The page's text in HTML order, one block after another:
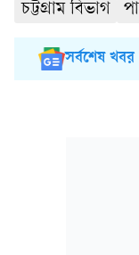
চট্টগ্রাম বিভাগ
সর্বশেষ